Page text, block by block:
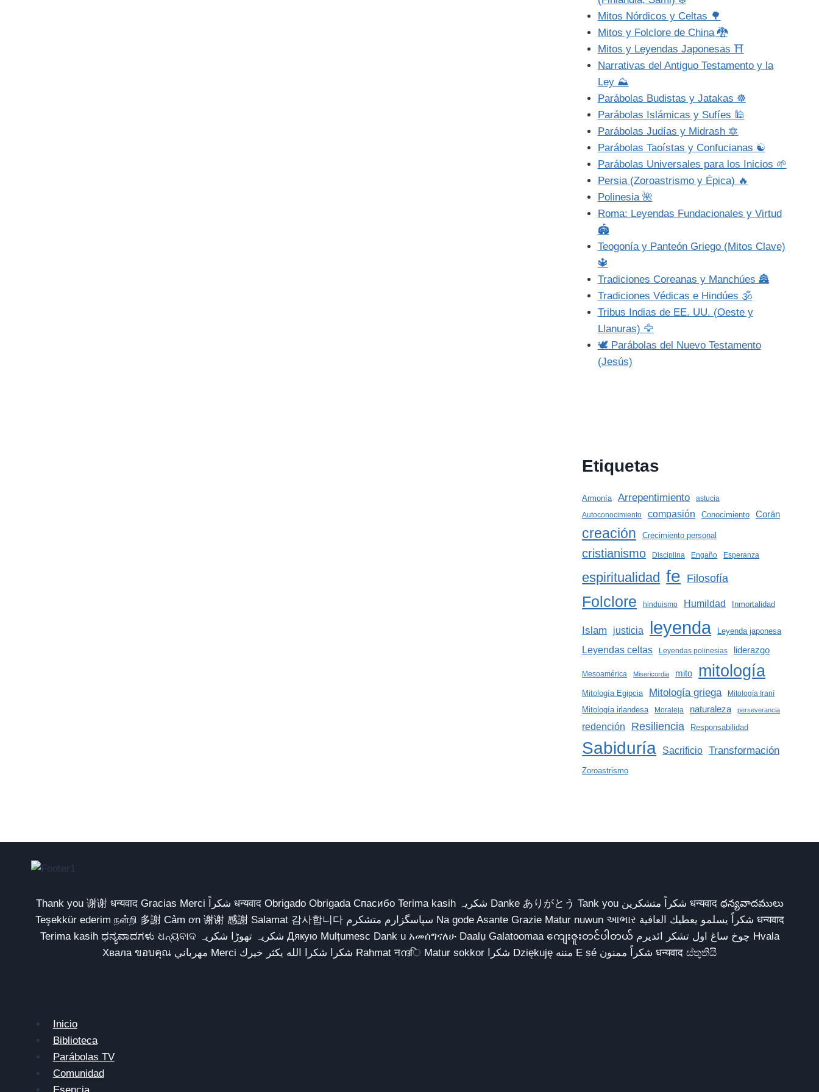
Mitos Nórdicos y Celtas 🌳
Mitos y Folclore de China 🐉
Mitos y Leyendas Japonesas ⛩️
Narrativas del Antiguo Testamento y la
Ley ⛰️
Parábolas Budistas y Jatakas ☸️
Parábolas Islámicas y Sufíes 🕌
Parábolas Judías y Midrash 🔯
Parábolas Taoístas y Confucianas ☯️
Parábolas Universales para los Inicios 🌱
Persia (Zoroastrismo y Épica) 🔥
Polinesia 🌺
Roma: Leyendas Fundacionales y Virtud
🏟️
Teogonía y Panteón Griego (Mitos Clave)
🔱
Tradiciones Coreanas y Manchúes 🏯
Tradiciones Védicas e Hindúes 🕉️
Tribus Indias de EE. UU. (Oeste y
Llanuras) 🦅
🕊️ Parábolas del Nuevo Testamento
(Jesús)
Etiquetas
Armonía Arrepentimiento
astucia
Autoconocimiento
compasión Conocimiento Corán
creación Crecimiento personal
cristianismo Disciplina Engaño Esperanza
espiritualidad fe Filosofía
Folclore hinduismo Humildad Inmortalidad
Islam justicia leyenda Leyenda japonesa
Leyendas celtas Leyendas polinesias liderazgo
Mesoamérica Misericordia mito mitología
Mitología Egipcia Mitología griega Mitología Iraní
Mitología irlandesa Moraleja naturaleza perseverancia
redención Resiliencia Responsabilidad
Sabiduría Sacrificio Transformación
Zoroastrismo
Thank you 谢谢 धन्यवाद Gracias Merci شكراً धन्यवाद Obrigado Obrigada Спасибо Terima kasih شکریہ Danke ありがとう Tank you شكراً متشكرين धन्यवाद ధన్యవాదములు
Teşekkür ederim நன்றி 多謝 Cảm ơn 谢谢 感謝 Salamat 감사합니다 سپاسگزارم متشکرم Na gode Asante Grazie Matur nuwun આભાર شكراً يسلمو يعطيك العافية धन्यवाद
Terima kasih ಧನ್ಯವಾದಗಳು ଧନ୍ୟବାଦ شکریہ تھوڑا شکریہ Дякую Mulțumesc Dank u አመሰግናለሁ Daalụ Galatoomaa ကျေးဇူးတင်ပါတယ် چوخ ساغ اول تشکر ائدیرم Hvala
Хвала ขอบคุณ مهرباني Merci شكرا شكرا الله يكثر خيرك Rahmat नന്ദि Matur sokkor شكرا Dziękuję مننه Ẹ ṣé شكراً ممنون धन्यवाद ස්තුතියි
Inicio
Biblioteca
Parábolas TV
Comunidad